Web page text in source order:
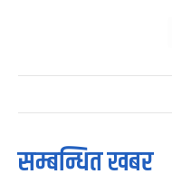
सम्बन्धित खबर